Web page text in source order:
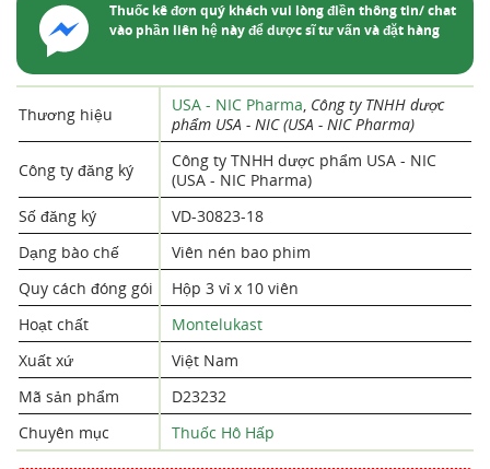
Thuốc kê đơn quý khách vui lòng điền thông tin/ chat
vào phần liên hệ này để dược sĩ tư vấn và đặt hàng
Thương hiệu USA - NIC Pharma, Công ty TNHH dược
phẩm USA - NIC (USA - NIC Pharma)
Công ty đăng ký
Công ty TNHH dược phẩm USA - NIC
(USA - NIC Pharma)
Số đăng ký
VD-30823-18
Dạng bào chế
Viên nén bao phim
Quy cách đóng gói
Hộp 3 vỉ x 10 viên
Hoạt chất
Montelukast
Xuất xứ
Việt Nam
Mã sản phẩm
D23232
Chuyên mục
Thuốc Hô Hấp